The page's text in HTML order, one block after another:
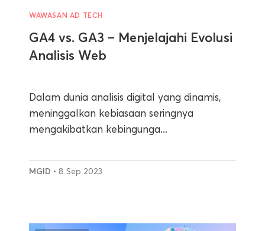
WAWASAN AD TECH
GA4 vs. GA3 – Menjelajahi Evolusi
Analisis Web
Dalam dunia analisis digital yang dinamis,
meninggalkan kebiasaan seringnya
mengakibatkan kebingunga...
MGID • 8 Sep 2023